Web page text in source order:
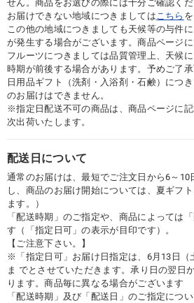
せん。商品をお選びの際には十分ご確認くだ
お届けできない地域につきましてはこちら
この他の地域につきましても天候等の与件
が発生する場合がございます。商品ページに
フルーツにつきましては品質管理上、天候
時期が前後する場合があります。予めご了承
日用品ギフト（洗剤・入浴剤・石鹸）につ
のお届けはできません。
※指定日配送不可の商品は、商品ページに
次出荷いたします。
配送日について
通常のお届けは、最短でご注文日から6～10
し、商品のお届け開始については、夏ギフ
ます。）
「配送時期」のご指定や、商品によっては
す（「指定日可」の表示が目印です）。
【ご注意下さい。】
※「指定日可」お届け日指定は、6月13日（
ま でとさせていただきます。承り日の翌日
ります。商品毎に異なる場合がございます
「配送時期」及び「配送日」のご指定につ